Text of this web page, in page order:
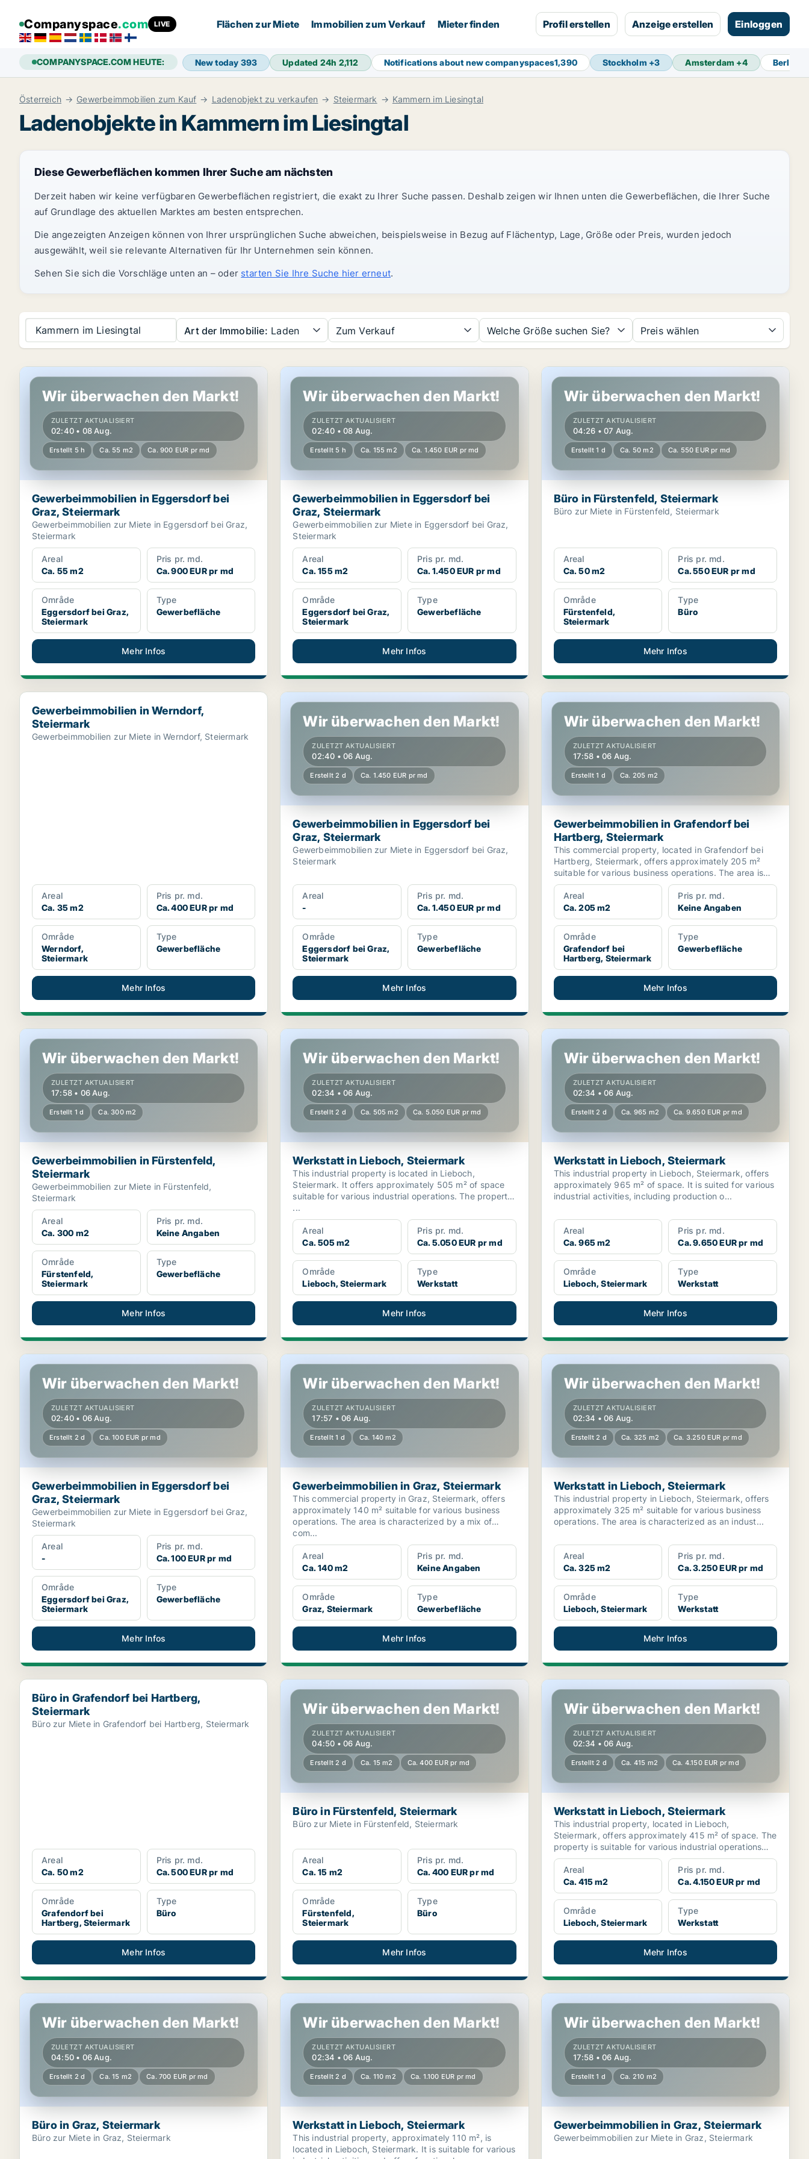
Companyspace.com LIVE Flächen zur Miete Immobilien zum Verkauf Mieter finden Profil erstellen Anzeige erstellen Einloggen
COMPANYSPACE.COM HEUTE: New today 393 Updated 24h 2,112 Notifications about new companyspaces1,390 Stockholm +3 Amsterdam +4 Berlin
Österreich Gewerbeimmobilien zum Kauf Ladenobjekt zu verkaufen Steiermark Kammern im Liesingtal
Ladenobjekte in Kammern im Liesingtal
Diese Gewerbeflächen kommen Ihrer Suche am nächsten
Derzeit haben wir keine verfügbaren Gewerbeflächen registriert, die exakt zu Ihrer Suche passen. Deshalb zeigen wir Ihnen unten die Gewerbeflächen, die Ihrer Suche
auf Grundlage des aktuellen Marktes am besten entsprechen.
Die angezeigten Anzeigen können von Ihrer ursprünglichen Suche abweichen, beispielsweise in Bezug auf Flächentyp, Lage, Größe oder Preis, wurden jedoch
ausgewählt, weil sie relevante Alternativen für Ihr Unternehmen sein können.
Sehen Sie sich die Vorschläge unten an – oder starten Sie Ihre Suche hier erneut.
Kammern im Liesingtal Art der Immobilie: Laden Zum Verkauf Welche Größe suchen Sie? Preis wählen
Gewerbeimmobilien in Eggersdorf bei Graz, Steiermark
Wir überwachen den Markt!
ZULETZT AKTUALISIERT
02:40 • 08 Aug.
Erstellt 5 h Ca. 55 m2 Ca. 900 EUR pr md
Gewerbeimmobilien in Eggersdorf bei
Graz, Steiermark
Gewerbeimmobilien zur Miete in Eggersdorf bei Graz,
Steiermark
Areal
Ca. 55 m2
Pris pr. md.
Ca. 900 EUR pr md
Område
Eggersdorf bei Graz,
Steiermark
Type
Gewerbefläche
Mehr Infos
Gewerbeimmobilien in Eggersdorf bei Graz, Steiermark
Wir überwachen den Markt!
ZULETZT AKTUALISIERT
02:40 • 08 Aug.
Erstellt 5 h Ca. 155 m2 Ca. 1.450 EUR pr md
Gewerbeimmobilien in Eggersdorf bei
Graz, Steiermark
Gewerbeimmobilien zur Miete in Eggersdorf bei Graz,
Steiermark
Areal
Ca. 155 m2
Pris pr. md.
Ca. 1.450 EUR pr md
Område
Eggersdorf bei Graz,
Steiermark
Type
Gewerbefläche
Mehr Infos
Büro in Fürstenfeld, Steiermark
Wir überwachen den Markt!
ZULETZT AKTUALISIERT
04:26 • 07 Aug.
Erstellt 1 d Ca. 50 m2 Ca. 550 EUR pr md
Büro in Fürstenfeld, Steiermark
Büro zur Miete in Fürstenfeld, Steiermark
Areal
Ca. 50 m2
Pris pr. md.
Ca. 550 EUR pr md
Område
Fürstenfeld,
Steiermark
Type
Büro
Mehr Infos
Gewerbeimmobilien in Werndorf, Steiermark
Gewerbeimmobilien in Werndorf,
Steiermark
Gewerbeimmobilien zur Miete in Werndorf, Steiermark
Areal
Ca. 35 m2
Pris pr. md.
Ca. 400 EUR pr md
Område
Werndorf,
Steiermark
Type
Gewerbefläche
Mehr Infos
Gewerbeimmobilien in Eggersdorf bei Graz, Steiermark
Wir überwachen den Markt!
ZULETZT AKTUALISIERT
02:40 • 06 Aug.
Erstellt 2 d Ca. 1.450 EUR pr md
Gewerbeimmobilien in Eggersdorf bei
Graz, Steiermark
Gewerbeimmobilien zur Miete in Eggersdorf bei Graz,
Steiermark
Areal
-
Pris pr. md.
Ca. 1.450 EUR pr md
Område
Eggersdorf bei Graz,
Steiermark
Type
Gewerbefläche
Mehr Infos
Gewerbeimmobilien in Grafendorf bei Hartberg,
Wir überwachen den Markt!
ZULETZT AKTUALISIERT
17:58 • 06 Aug.
Erstellt 1 d Ca. 205 m2
Gewerbeimmobilien in Grafendorf bei
Hartberg, Steiermark
This commercial property, located in Grafendorf bei
Hartberg, Steiermark, offers approximately 205 m²
suitable for various business operations. The area is
c...
Areal
Ca. 205 m2
Pris pr. md.
Keine Angaben
Område
Grafendorf bei
Hartberg, Steiermark
Type
Gewerbefläche
Mehr Infos
Gewerbeimmobilien in Fürstenfeld, Steiermark
Wir überwachen den Markt!
ZULETZT AKTUALISIERT
17:58 • 06 Aug.
Erstellt 1 d Ca. 300 m2
Gewerbeimmobilien in Fürstenfeld,
Steiermark
Gewerbeimmobilien zur Miete in Fürstenfeld,
Steiermark
Areal
Ca. 300 m2
Pris pr. md.
Keine Angaben
Område
Fürstenfeld,
Steiermark
Type
Gewerbefläche
Mehr Infos
Werkstatt in Lieboch, Steiermark
Wir überwachen den Markt!
ZULETZT AKTUALISIERT
02:34 • 06 Aug.
Erstellt 2 d Ca. 505 m2 Ca. 5.050 EUR pr md
Werkstatt in Lieboch, Steiermark
This industrial property is located in Lieboch,
Steiermark. It offers approximately 505 m² of space
suitable for various industrial operations. The property
...
Areal
Ca. 505 m2
Pris pr. md.
Ca. 5.050 EUR pr md
Område
Lieboch, Steiermark
Type
Werkstatt
Mehr Infos
Werkstatt in Lieboch, Steiermark
Wir überwachen den Markt!
ZULETZT AKTUALISIERT
02:34 • 06 Aug.
Erstellt 2 d Ca. 965 m2 Ca. 9.650 EUR pr md
Werkstatt in Lieboch, Steiermark
This industrial property in Lieboch, Steiermark, offers
approximately 965 m² of space. It is suited for various
industrial activities, including production o...
Areal
Ca. 965 m2
Pris pr. md.
Ca. 9.650 EUR pr md
Område
Lieboch, Steiermark
Type
Werkstatt
Mehr Infos
Gewerbeimmobilien in Eggersdorf bei Graz, Steiermark
Wir überwachen den Markt!
ZULETZT AKTUALISIERT
02:40 • 06 Aug.
Erstellt 2 d Ca. 100 EUR pr md
Gewerbeimmobilien in Eggersdorf bei
Graz, Steiermark
Gewerbeimmobilien zur Miete in Eggersdorf bei Graz,
Steiermark
Areal
-
Pris pr. md.
Ca. 100 EUR pr md
Område
Eggersdorf bei Graz,
Steiermark
Type
Gewerbefläche
Mehr Infos
Gewerbeimmobilien in Graz, Steiermark
Wir überwachen den Markt!
ZULETZT AKTUALISIERT
17:57 • 06 Aug.
Erstellt 1 d Ca. 140 m2
Gewerbeimmobilien in Graz, Steiermark
This commercial property in Graz, Steiermark, offers
approximately 140 m² suitable for various business
operations. The area is characterized by a mix of
com...
Areal
Ca. 140 m2
Pris pr. md.
Keine Angaben
Område
Graz, Steiermark
Type
Gewerbefläche
Mehr Infos
Werkstatt in Lieboch, Steiermark
Wir überwachen den Markt!
ZULETZT AKTUALISIERT
02:34 • 06 Aug.
Erstellt 2 d Ca. 325 m2 Ca. 3.250 EUR pr md
Werkstatt in Lieboch, Steiermark
This industrial property in Lieboch, Steiermark, offers
approximately 325 m² suitable for various business
operations. The area is characterized as an indust...
Areal
Ca. 325 m2
Pris pr. md.
Ca. 3.250 EUR pr md
Område
Lieboch, Steiermark
Type
Werkstatt
Mehr Infos
Büro in Grafendorf bei Hartberg, Steiermark
Büro in Grafendorf bei Hartberg,
Steiermark
Büro zur Miete in Grafendorf bei Hartberg, Steiermark
Areal
Ca. 50 m2
Pris pr. md.
Ca. 500 EUR pr md
Område
Grafendorf bei
Hartberg, Steiermark
Type
Büro
Mehr Infos
Büro in Fürstenfeld, Steiermark
Wir überwachen den Markt!
ZULETZT AKTUALISIERT
04:50 • 06 Aug.
Erstellt 2 d Ca. 15 m2 Ca. 400 EUR pr md
Büro in Fürstenfeld, Steiermark
Büro zur Miete in Fürstenfeld, Steiermark
Areal
Ca. 15 m2
Pris pr. md.
Ca. 400 EUR pr md
Område
Fürstenfeld,
Steiermark
Type
Büro
Mehr Infos
Werkstatt in Lieboch, Steiermark
Wir überwachen den Markt!
ZULETZT AKTUALISIERT
02:34 • 06 Aug.
Erstellt 2 d Ca. 415 m2 Ca. 4.150 EUR pr md
Werkstatt in Lieboch, Steiermark
This industrial property, located in Lieboch,
Steiermark, offers approximately 415 m² of space. The
property is suitable for various industrial operations
an...
Areal
Ca. 415 m2
Pris pr. md.
Ca. 4.150 EUR pr md
Område
Lieboch, Steiermark
Type
Werkstatt
Mehr Infos
Büro in Graz, Steiermark
Wir überwachen den Markt!
ZULETZT AKTUALISIERT
04:50 • 06 Aug.
Erstellt 2 d Ca. 15 m2 Ca. 700 EUR pr md
Büro in Graz, Steiermark
Büro zur Miete in Graz, Steiermark
Werkstatt in Lieboch, Steiermark
Wir überwachen den Markt!
ZULETZT AKTUALISIERT
02:34 • 06 Aug.
Erstellt 2 d Ca. 110 m2 Ca. 1.100 EUR pr md
Werkstatt in Lieboch, Steiermark
This industrial property, approximately 110 m², is
located in Lieboch, Steiermark. It is suitable for various
Gewerbeimmobilien in Graz, Steiermark
Wir überwachen den Markt!
ZULETZT AKTUALISIERT
17:58 • 06 Aug.
Erstellt 1 d Ca. 210 m2
Gewerbeimmobilien in Graz, Steiermark
Gewerbeimmobilien zur Miete in Graz, Steiermark